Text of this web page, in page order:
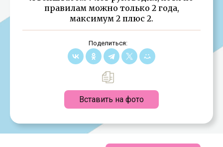
правилам можно только 2 года,
максимум 2 плюс 2.
Поделиться:
Вставить на фото